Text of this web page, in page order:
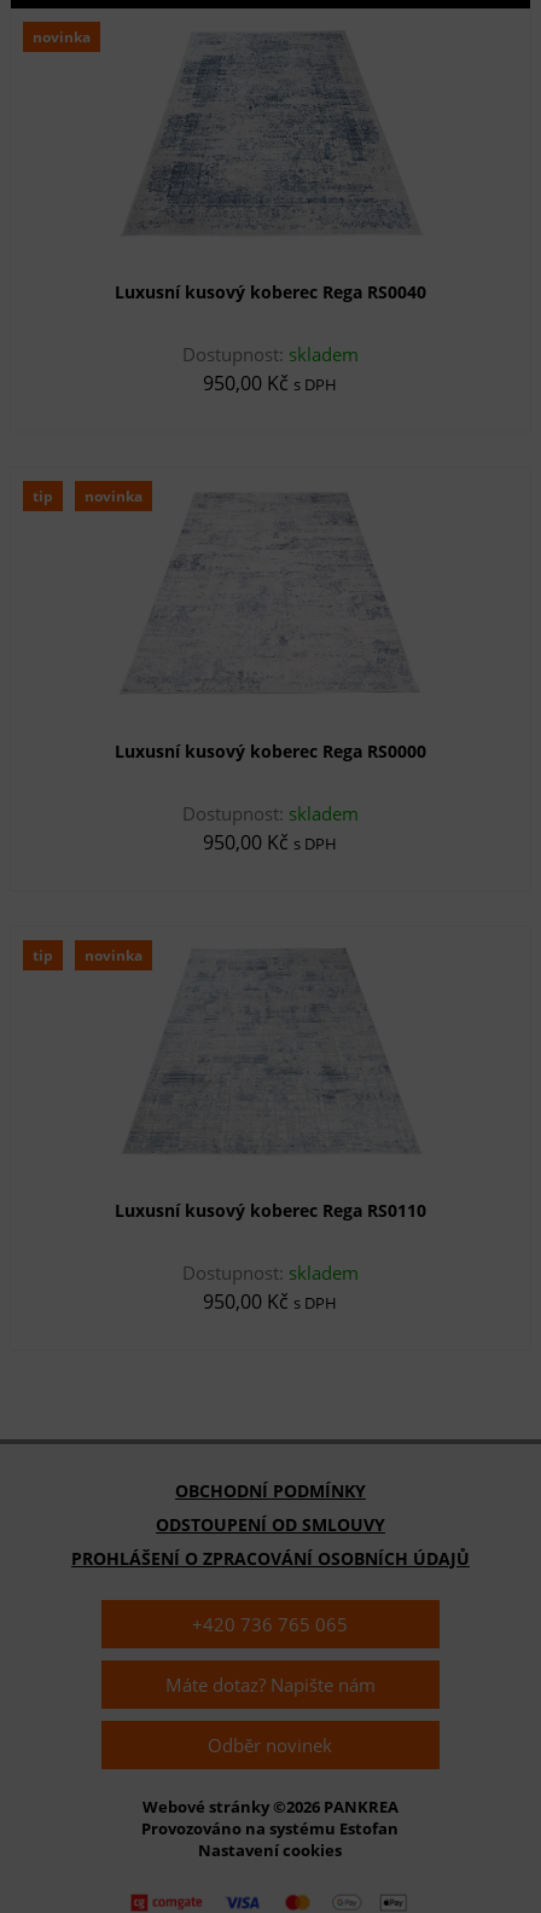
novinka
Luxusní kusový koberec Rega RS0040
Dostupnost: skladem
950,00 Kč s DPH
tip novinka
Luxusní kusový koberec Rega RS0000
Dostupnost: skladem
950,00 Kč s DPH
tip novinka
Luxusní kusový koberec Rega RS0110
Dostupnost: skladem
950,00 Kč s DPH
OBCHODNÍ PODMÍNKY
ODSTOUPENÍ OD SMLOUVY
PROHLÁŠENÍ O ZPRACOVÁNÍ OSOBNÍCH ÚDAJŮ
+420 736 765 065
Máte dotaz? Napište nám
Odběr novinek
Webové stránky ©2026 PANKREA
Provozováno na systému Estofan
Nastavení cookies